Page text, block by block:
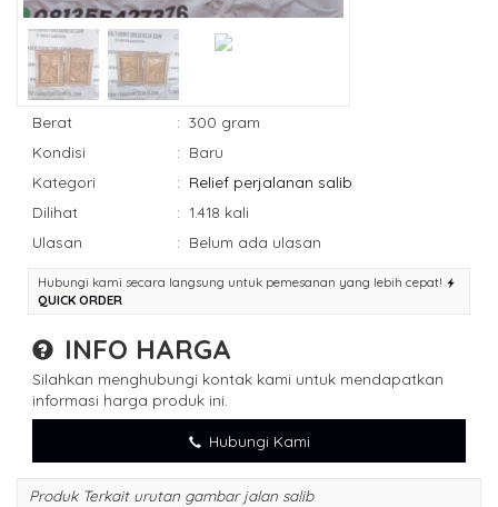
Berat : 300 gram
Kondisi
: Baru
Kategori
: Relief perjalanan salib
Dilihat
: 1.418 kali
Ulasan
: Belum ada ulasan
Hubungi kami secara langsung untuk pemesanan yang lebih cepat!
QUICK ORDER
INFO HARGA
Silahkan menghubungi kontak kami untuk mendapatkan
informasi harga produk ini.
Hubungi Kami
Produk Terkait urutan gambar jalan salib